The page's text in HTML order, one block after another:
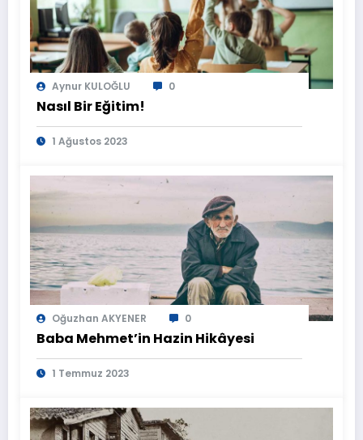
Aynur KULOĞLU 0
Nasıl Bir Eğitim!
1 Ağustos 2023
Oğuzhan AKYENER 0
Baba Mehmet’in Hazin Hikâyesi
1 Temmuz 2023